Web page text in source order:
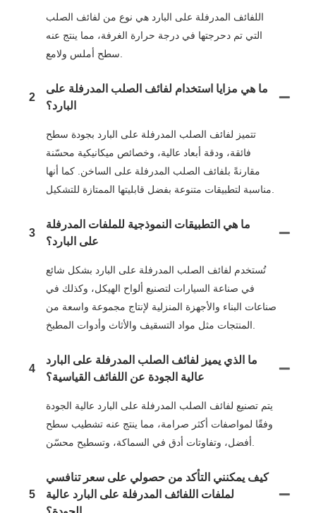
اللفائف المدرفلة على البارد هي نوع من لفائف الصلب
التي تم دحرجتها في درجة حرارة الغرفة، مما ينتج عنه
2
ما هي مزايا استخدام لفائف الصلب المدرفلة على
البارد؟
تتميز لفائف الصلب المدرفلة على البارد بجودة سطح
فائقة، ودقة أبعاد عالية، وخصائص ميكانيكية محسّنة
مقارنةً بلفائف الصلب المدرفلة على الساخن. كما أنها
3
ما هي التطبيقات النموذجية للملفات المدرفلة
على البارد؟
تُستخدم لفائف الصلب المدرفلة على البارد بشكل شائع
في صناعة السيارات لتصنيع ألواح الهيكل، وكذلك في
صناعات البناء والأجهزة المنزلية لإنتاج مجموعة واسعة من
4
ما الذي يميز لفائف الصلب المدرفلة على البارد
عالية الجودة عن اللفائف القياسية؟
يتم تصنيع لفائف الصلب المدرفلة على البارد عالية الجودة
وفقًا لمواصفات أكثر صرامة، مما ينتج عنه تشطيب سطح
5
كيف يمكنني التأكد من حصولي على سعر تنافسي
لملفات اللفائف المدرفلة على البارد عالية